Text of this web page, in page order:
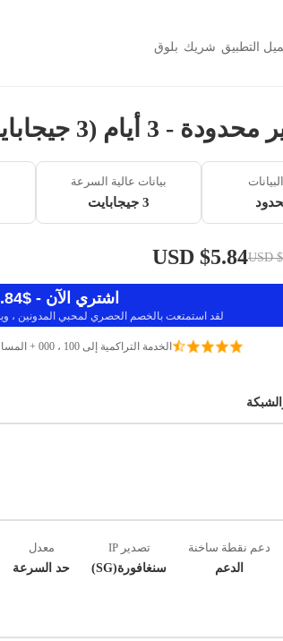
التطبيق شريك بلوق
(3 جيجابايت / 384 كيلوبايت)
بيانات عالية السرعة
3 جيجابايت
$5.84 USD
اشتري الآن - $5.84 USD
لقد استمتعت بالخصم الحصري لمحبي المدونين ،
الخدمة التراكمية إلى 100 ، 000 + المسافرين
دعم نقطة ساخنة
الدعم
تصدير IP
سنغافورة(SG)
معدل
حد السرعة